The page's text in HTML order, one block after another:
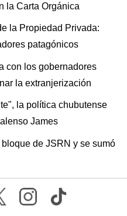
la Carta Orgánica
la Propiedad Privada:
patagónicos
con los gobernadores
la extranjerización
la política chubutense
James
de JSRN y se sumó